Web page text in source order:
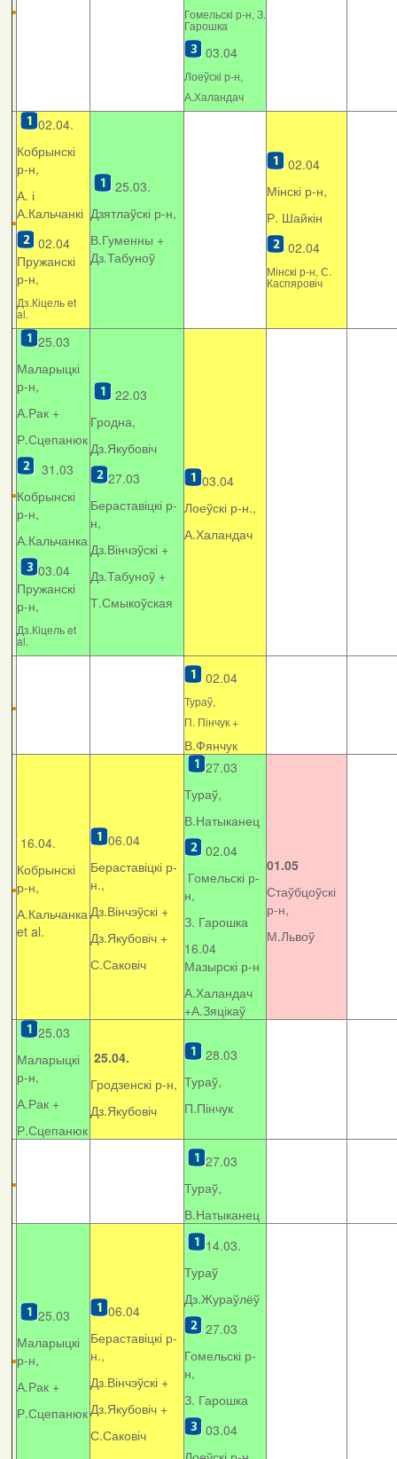
Гомельскі р-н, З.
Гарошка
03.04
Лоеўскі р-н,
А.Халандач
02.04.
Кобрынскі
р-н,
А. і
А.Кальчанкі
02.04
Пружанскі
р-н,
Дз.Кіцель et
al.
25.03.
Дзятлаўскі р-н,
В.Гуменны +
Дз.Табуноў
02.04
Мінскі р-н,
Р. Шайкін
02.04
Мінскі р-н, С.
Каспяровіч
25.03
Маларыцкі
р-н,
А.Рак +
Р.Сцепанюк
31.03
Кобрынскі
р-н,
А.Кальчанка
03.04
Пружанскі
р-н,
Дз.Кіцель et
al.
22.03
Гродна,
Дз.Якубовіч
27.03
Бераставіцкі р-
н,
Дз.Вінчэўскі +
Дз.Табуноў +
Т.Смыкоўская
03.04
Лоеўскі р-н.,
А.Халандач
02.04
Тураў,
П. Пінчук +
В.Фянчук
16.04.
Кобрынскі
р-н,
А.Кальчанка
et al.
06.04
Бераставіцкі р-
н.,
Дз.Вінчэўскі +
Дз.Якубовіч +
С.Саковіч
27.03
Тураў,
В.Натыканец
02.04
Гомельскі р-
н,
З. Гарошка
16.04
Мазырскі р-н
А.Халандач
+А.Зяцікаў
01.05
Стаўбцоўскі
р-н,
М.Львоў
25.03
Маларыцкі
р-н,
А.Рак +
Р.Сцепанюк
25.04.
Гродзенскі р-н,
Дз.Якубовіч
28.03
Тураў,
П.Пінчук
27.03
Тураў,
В.Натыканец
25.03
Маларыцкі
р-н,
А.Рак +
Р.Сцепанюк
06.04
Бераставіцкі р-
н.,
Дз.Вінчэўскі +
Дз.Якубовіч +
С.Саковіч
14.03.
Тураў
Дз.Жураўлёў
27.03
Гомельскі р-
н,
З. Гарошка
03.04